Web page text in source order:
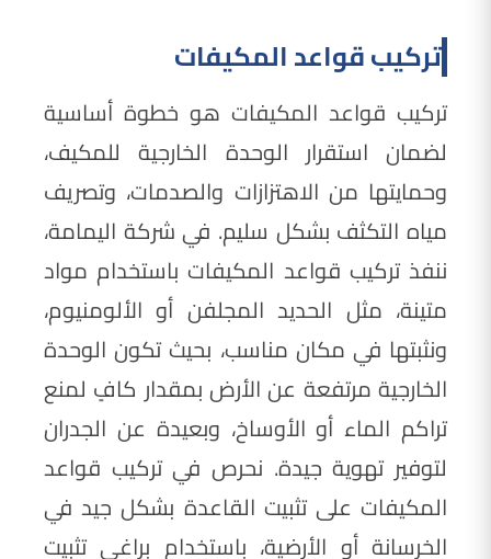
تركيب قواعد المكيفات
تركيب قواعد المكيفات هو خطوة أساسية
لضمان استقرار الوحدة الخارجية للمكيف،
وحمايتها من الاهتزازات والصدمات، وتصريف
مياه التكثف بشكل سليم. في شركة اليمامة،
ننفذ تركيب قواعد المكيفات باستخدام مواد
متينة، مثل الحديد المجلفن أو الألومنيوم،
ونثبتها في مكان مناسب، بحيث تكون الوحدة
الخارجية مرتفعة عن الأرض بمقدار كافٍ لمنع
تراكم الماء أو الأوساخ، وبعيدة عن الجدران
لتوفير تهوية جيدة. نحرص في تركيب قواعد
المكيفات على تثبيت القاعدة بشكل جيد في
الخرسانة أو الأرضية، باستخدام براغي تثبيت